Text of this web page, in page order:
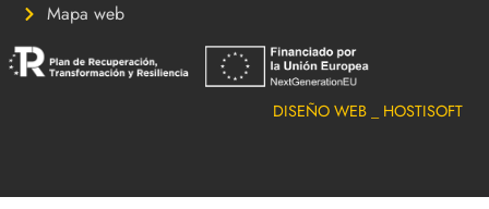
Mapa web
DISEÑO WEB _ HOSTISOFT